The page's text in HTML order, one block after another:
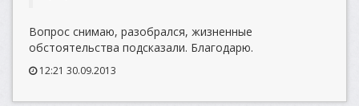
Вопрос снимаю, разобрался, жизненные
обстоятельства подсказали. Благодарю.
12:21 30.09.2013